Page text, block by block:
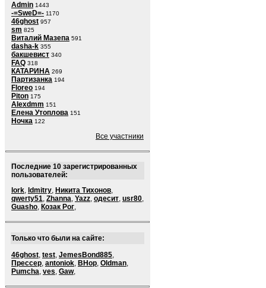
Admin 1443
-=SweD=- 1170
46ghost 957
sm 825
Виталий Мазепа 591
dasha-k 355
бакшевист 340
FAQ 318
КАТАРИНА 269
Партизанка 194
Floreo 194
Piton 175
Alexdmm 151
Елена Утоплова 151
Ночка 122
Все участники
Последние 10 зарегистрированных
пользователей:
lork, ldmitry, Никита Тихонов,
qwerty51, Zhanna, Yazz, одесит, usr80,
Guasho, Козак Рог,
Только что были на сайте:
46ghost, test, JemesBond885,
Прессер, antoniok, BHop, Oldman,
Pumcha, ves, Gaw,